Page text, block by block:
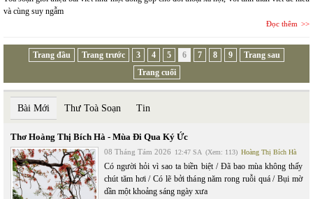
và cùng suy ngẫm
Đọc thêm
Trang đầu Trang trước 3 4 5 6 7 8 9
Trang sau
Trang cuối
Bài Mới Thư Toà Soạn Tin
Thơ Hoàng Thị Bích Hà - Mùa Đi Qua Ký Ức
08 Tháng Tám 2026 12:47 SA (Xem: 113) Hoàng Thị Bích Hà
Có người hỏi vì sao ta biền biệt / Đã bao mùa không thấy
chút tăm hơi / Có lẽ bởi tháng năm rong ruỗi quá / Bụi mờ
dần một khoảng sáng ngày xưa